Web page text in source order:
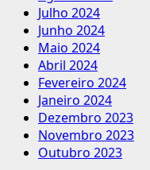
Julho 2024
Junho 2024
Maio 2024
Abril 2024
Fevereiro 2024
Janeiro 2024
Dezembro 2023
Novembro 2023
Outubro 2023